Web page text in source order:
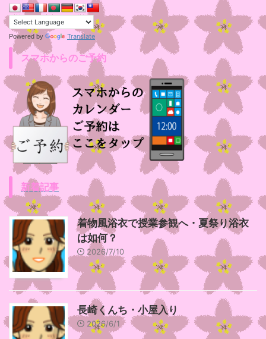
Powered by Translate
スマホからのご予約
新着記事
着物風浴衣で授業参観へ・夏祭り浴衣
は如何？
2026/7/10
長崎くんち・小屋入り
2026/6/1